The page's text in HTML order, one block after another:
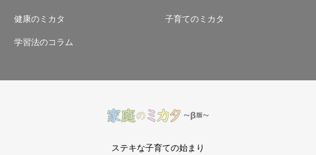
健康のミカタ 子育てのミカタ
学習法のコラム
ステキな子育ての始まり